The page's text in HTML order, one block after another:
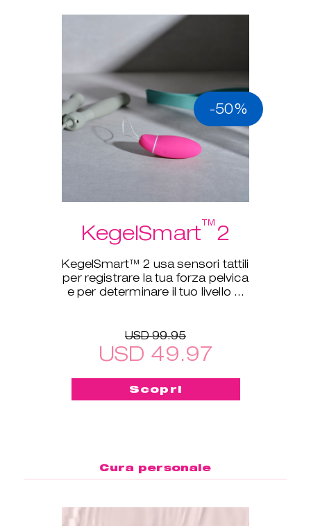
-50%
KegelSmart™2
KegelSmart™ 2 usa sensori tattili
per registrare la tua forza pelvica
e per determinare il tuo livello di
USD 99.95
USD 49.97
Scopri
Cura personale